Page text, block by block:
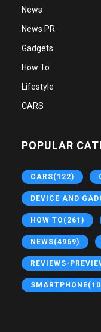
News
News PR
Gadgets
How To
Lifestyle
CARS
POPULAR
CARS(122)
DEVICE AND
HOW TO (261)
NEWS(4969)
REVIEWS-
SMARTPHONE